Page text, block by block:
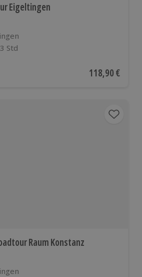
Eigeltingen
3 Std
auf 2 BewertungenAktueller Preis
118,90 €
Raum Konstanz